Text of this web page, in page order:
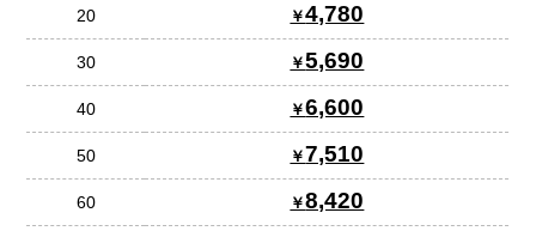
20 4,780
30 5,690
40 6,600
50 7,510
60 8,420